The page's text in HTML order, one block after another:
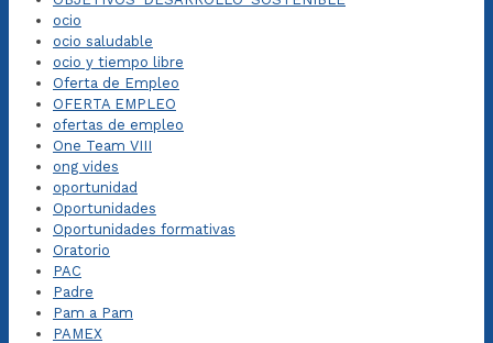
ocio
ocio saludable
ocio y tiempo libre
Oferta de Empleo
OFERTA EMPLEO
ofertas de empleo
One Team VIII
ong vides
oportunidad
Oportunidades
Oportunidades formativas
Oratorio
PAC
Padre
Pam a Pam
PAMEX